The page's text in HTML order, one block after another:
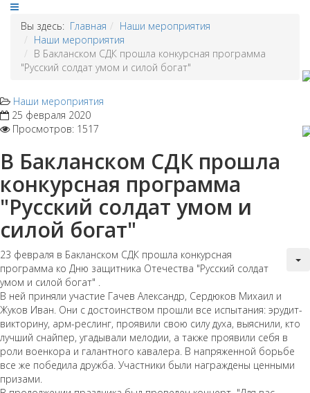
Вы здесь: Главная
Наши мероприятия
Наши мероприятия
В Бакланском СДК прошла конкурсная программа
"Русский солдат умом и силой богат"
Наши мероприятия
25 февраля 2020
Просмотров: 1517
В Бакланском СДК прошла
конкурсная программа
"Русский солдат умом и
силой богат"
23 февраля в Бакланском СДК прошла конкурсная
программа ко Дню защитника Отечества "Русский солдат
умом и силой богат" .
В ней приняли участие Гачев Александр, Сердюков Михаил и
Жуков Иван. Они с достоинством прошли все испытания: эрудит-
викторину, арм-реслинг, проявили свою силу духа, выяснили, кто
лучший снайпер, угадывали мелодии, а также проявили себя в
роли военкора и галантного кавалера. В напряженной борьбе
все же победила дружба. Участники были награждены ценными
призами.